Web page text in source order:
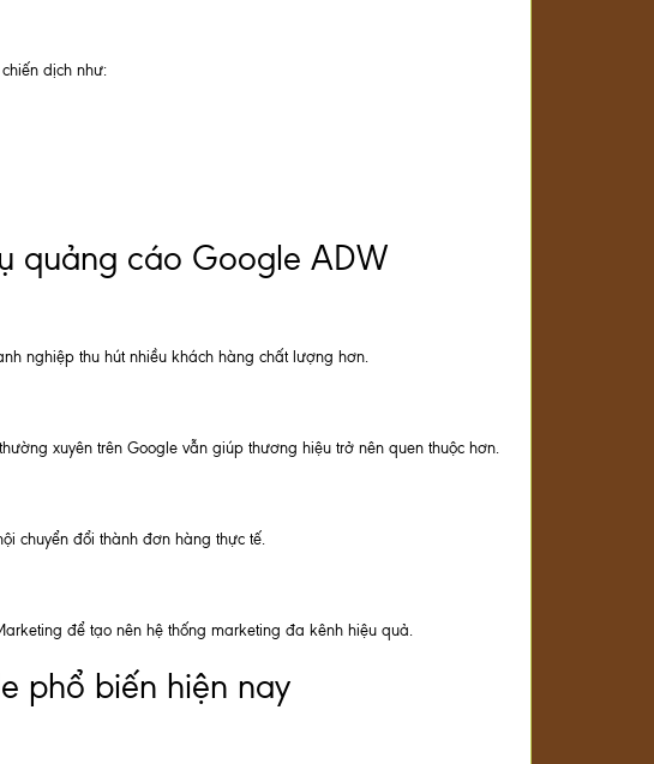
dịch như:
quảng cáo Google ADW
nghiệp thu hút nhiều khách hàng chất lượng hơn.
xuyên trên Google vẫn giúp thương hiệu trở nên quen thuộc hơn.
chuyển đổi thành đơn hàng thực tế.
để tạo nên hệ thống marketing đa kênh hiệu quả.
phổ biến hiện nay